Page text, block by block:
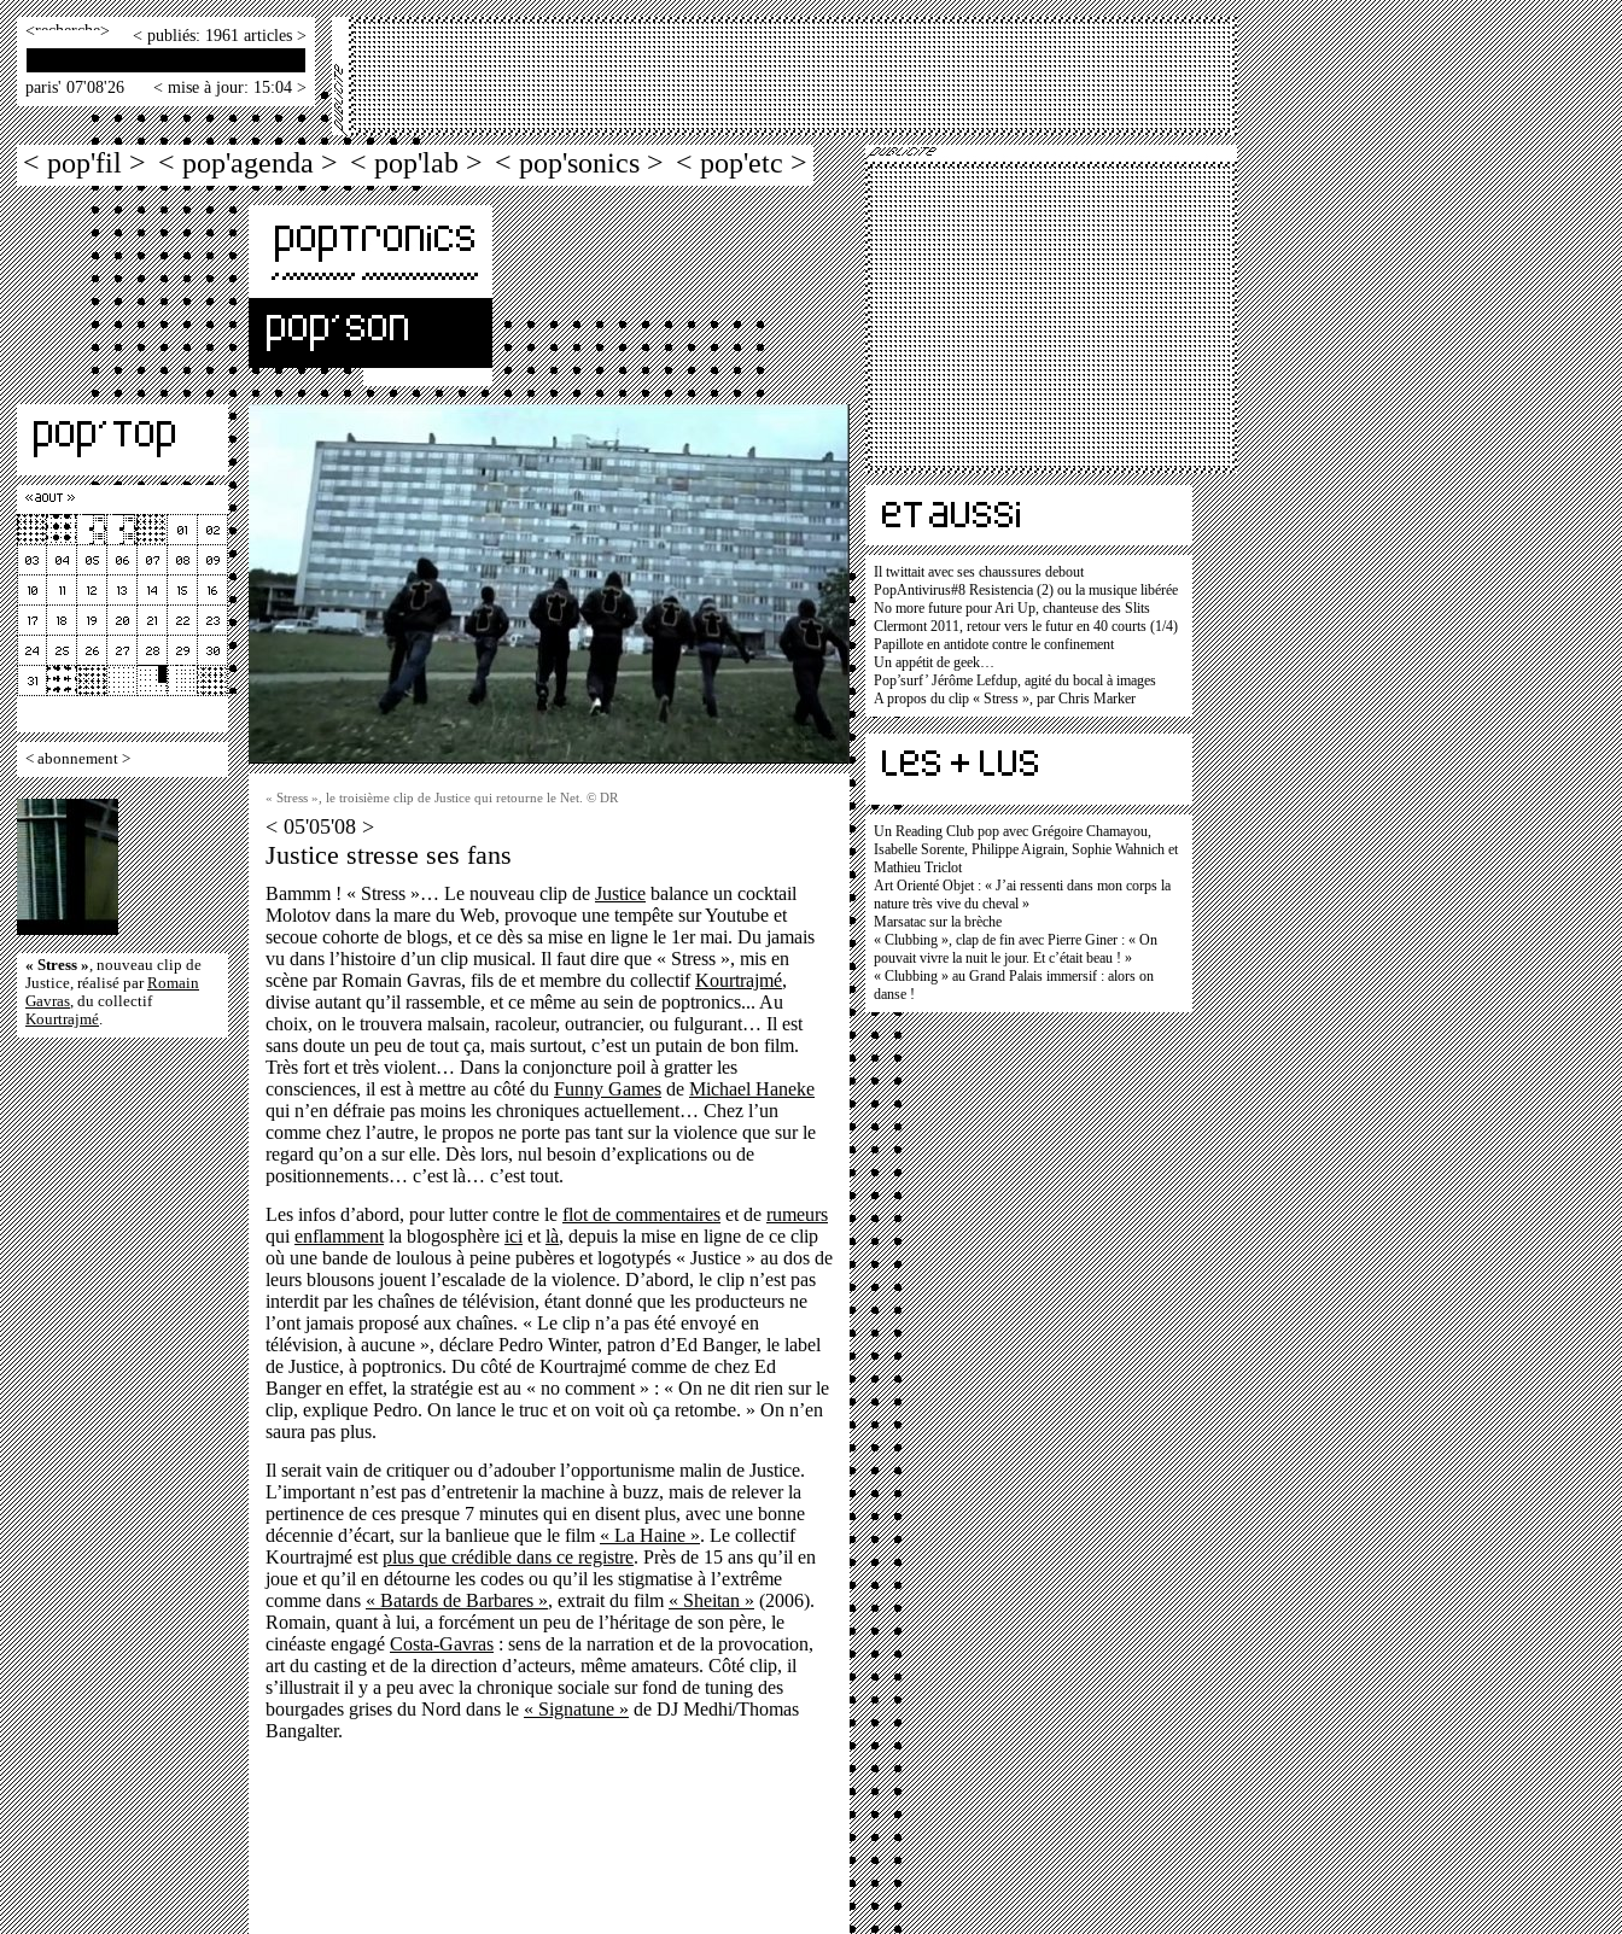
< > < publiés: 1961 articles >
paris' 07'08'26 < mise à jour: 15:04 >
< pop'fil > < pop'agenda > < pop'lab > < pop'sonics > < pop'etc >
< abonnement >
« Stress », nouveau clip de
Justice, réalisé parRomain
Gavras, du collectif
Kourtrajmé.
« Stress », le troisième clip de Justice qui retourne le Net. © DR
< 05'05'08 >
Justice stresse ses fans
Bammm ! « Stress »… Le nouveau clip de Justice balance un cocktail
Molotov dans la mare du Web, provoque une tempête sur Youtube et
secoue cohorte de blogs, et ce dès sa mise en ligne le 1er mai. Du jamais
vu dans l’histoire d’un clip musical. Il faut dire que « Stress », mis en
scène par Romain Gavras, fils de et membre du collectifKourtrajmé,
divise autant qu’il rassemble, et ce même au sein de poptronics... Au
choix, on le trouvera malsain, racoleur, outrancier, ou fulgurant… Il est
sans doute un peu de tout ça, mais surtout, c’est un putain de bon film.
Très fort et très violent… Dans la conjoncture poil à gratter les
consciences, il est à mettre au côté du Funny Games de Michael Haneke
qui n’en défraie pas moins les chroniques actuellement… Chez l’un
comme chez l’autre, le propos ne porte pas tant sur la violence que sur le
regard qu’on a sur elle. Dès lors, nul besoin d’explications ou de
positionnements… c’est là… c’est tout.
Les infos d’abord, pour lutter contre le flot de commentaires et de rumeurs
qui enflamment la blogosphère ici et là, depuis la mise en ligne de ce clip
où une bande de loulous à peine pubères et logotypés « Justice » au dos de
leurs blousons jouent l’escalade de la violence. D’abord, le clip n’est pas
interdit par les chaînes de télévision, étant donné que les producteurs ne
l’ont jamais proposé aux chaînes. « Le clip n’a pas été envoyé en
télévision, à aucune », déclare Pedro Winter, patron d’Ed Banger, le label
de Justice, à poptronics. Du côté de Kourtrajmé comme de chez Ed
Banger en effet, la stratégie est au « no comment » : « On ne dit rien sur le
clip, explique Pedro. On lance le truc et on voit où ça retombe. » On n’en
saura pas plus.
Il serait vain de critiquer ou d’adouber l’opportunisme malin de Justice.
L’important n’est pas d’entretenir la machine à buzz, mais de relever la
pertinence de ces presque 7 minutes qui en disent plus, avec une bonne
décennie d’écart, sur la banlieue que le film « La Haine ». Le collectif
Kourtrajmé est plus que crédible dans ce registre. Près de 15 ans qu’il en
joue et qu’il en détourne les codes ou qu’il les stigmatise à l’extrême
comme dans « Batards de Barbares », extrait du film « Sheitan » (2006).
Romain, quant à lui, a forcément un peu de l’héritage de son père, le
cinéaste engagé Costa-Gavras : sens de la narration et de la provocation,
art du casting et de la direction d’acteurs, même amateurs. Côté clip, il
s’illustrait il y a peu avec la chronique sociale sur fond de tuning des
bourgades grises du Nord dans le « Signatune » de DJ Medhi/Thomas
Bangalter.
Il twittait avec ses chaussures debout
PopAntivirus#8 Resistencia (2) ou la musique libérée
No more future pour Ari Up, chanteuse des Slits
Clermont 2011, retour vers le futur en 40 courts (1/4)
Papillote en antidote contre le confinement
Un appétit de geek…
Pop’surf’ Jérôme Lefdup, agité du bocal à images
A propos du clip « Stress », par Chris Marker
Un Reading Club pop avec Grégoire Chamayou,
Isabelle Sorente, Philippe Aigrain, Sophie Wahnich et
Mathieu Triclot
Art Orienté Objet : « J’ai ressenti dans mon corps la
nature très vive du cheval »
Marsatac sur la brèche
« Clubbing », clap de fin avec Pierre Giner : « On
pouvait vivre la nuit le jour. Et c’était beau ! »
« Clubbing » au Grand Palais immersif : alors on
danse !